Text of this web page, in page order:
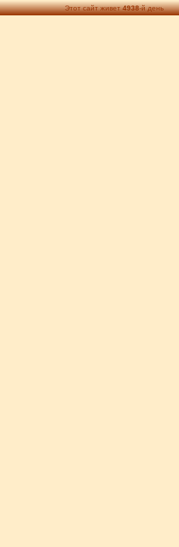
Этот сайт живет4938-й день